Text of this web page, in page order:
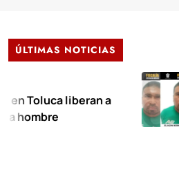
ÚLTIMAS NOTICIAS
liberan a